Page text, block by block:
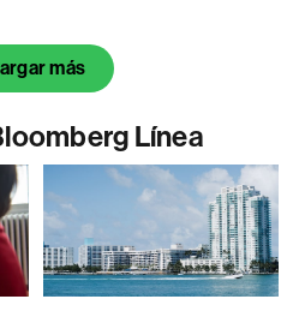
más
Línea